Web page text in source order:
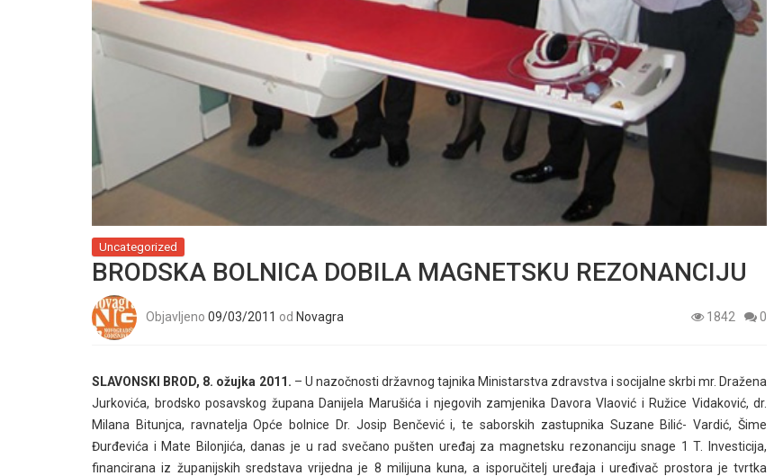
Uncategorized
BRODSKA BOLNICA DOBILA MAGNETSKU REZONANCIJU
Objavljeno 09/03/2011 od Novagra 1842 0
SLAVONSKI BROD, 8. ožujka 2011. – U nazočnosti državnog tajnika Ministarstva zdravstva i socijalne skrbi mr. Dražena
Jurkovića, brodsko posavskog župana Danijela Marušića i njegovih zamjenika Davora Vlaović i Ružice Vidaković, dr.
Milana Bitunjca, ravnatelja Opće bolnice Dr. Josip Benčević i, te saborskih zastupnika Suzane Bilić- Vardić, Šime
Đurđevića i Mate Bilonjića, danas je u rad svečano pušten uređaj za magnetsku rezonanciju snage 1 T. Investicija,
financirana iz županijskih sredstava vrijedna je 8 milijuna kuna, a isporučitelj uređaja i uređivač prostora je tvrtka